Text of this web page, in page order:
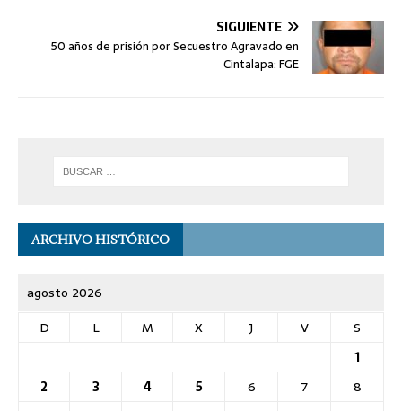
SIGUIENTE
50 años de prisión por Secuestro Agravado en
Cintalapa: FGE
ARCHIVO HISTÓRICO
agosto 2026
D
L M X J V
S
1
2
3 4 5 6 7
8